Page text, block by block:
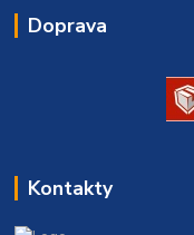
Doprava
Kontakty